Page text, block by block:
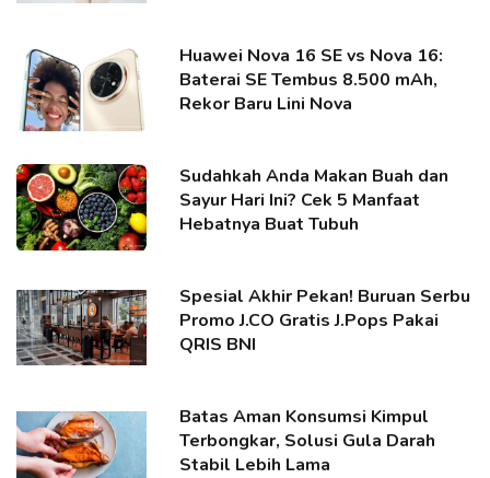
Huawei Nova 16 SE vs Nova 16:
Baterai SE Tembus 8.500 mAh,
Rekor Baru Lini Nova
Sudahkah Anda Makan Buah dan
Sayur Hari Ini? Cek 5 Manfaat
Hebatnya Buat Tubuh
Spesial Akhir Pekan! Buruan Serbu
Promo J.CO Gratis J.Pops Pakai
QRIS BNI
Batas Aman Konsumsi Kimpul
Terbongkar, Solusi Gula Darah
Stabil Lebih Lama